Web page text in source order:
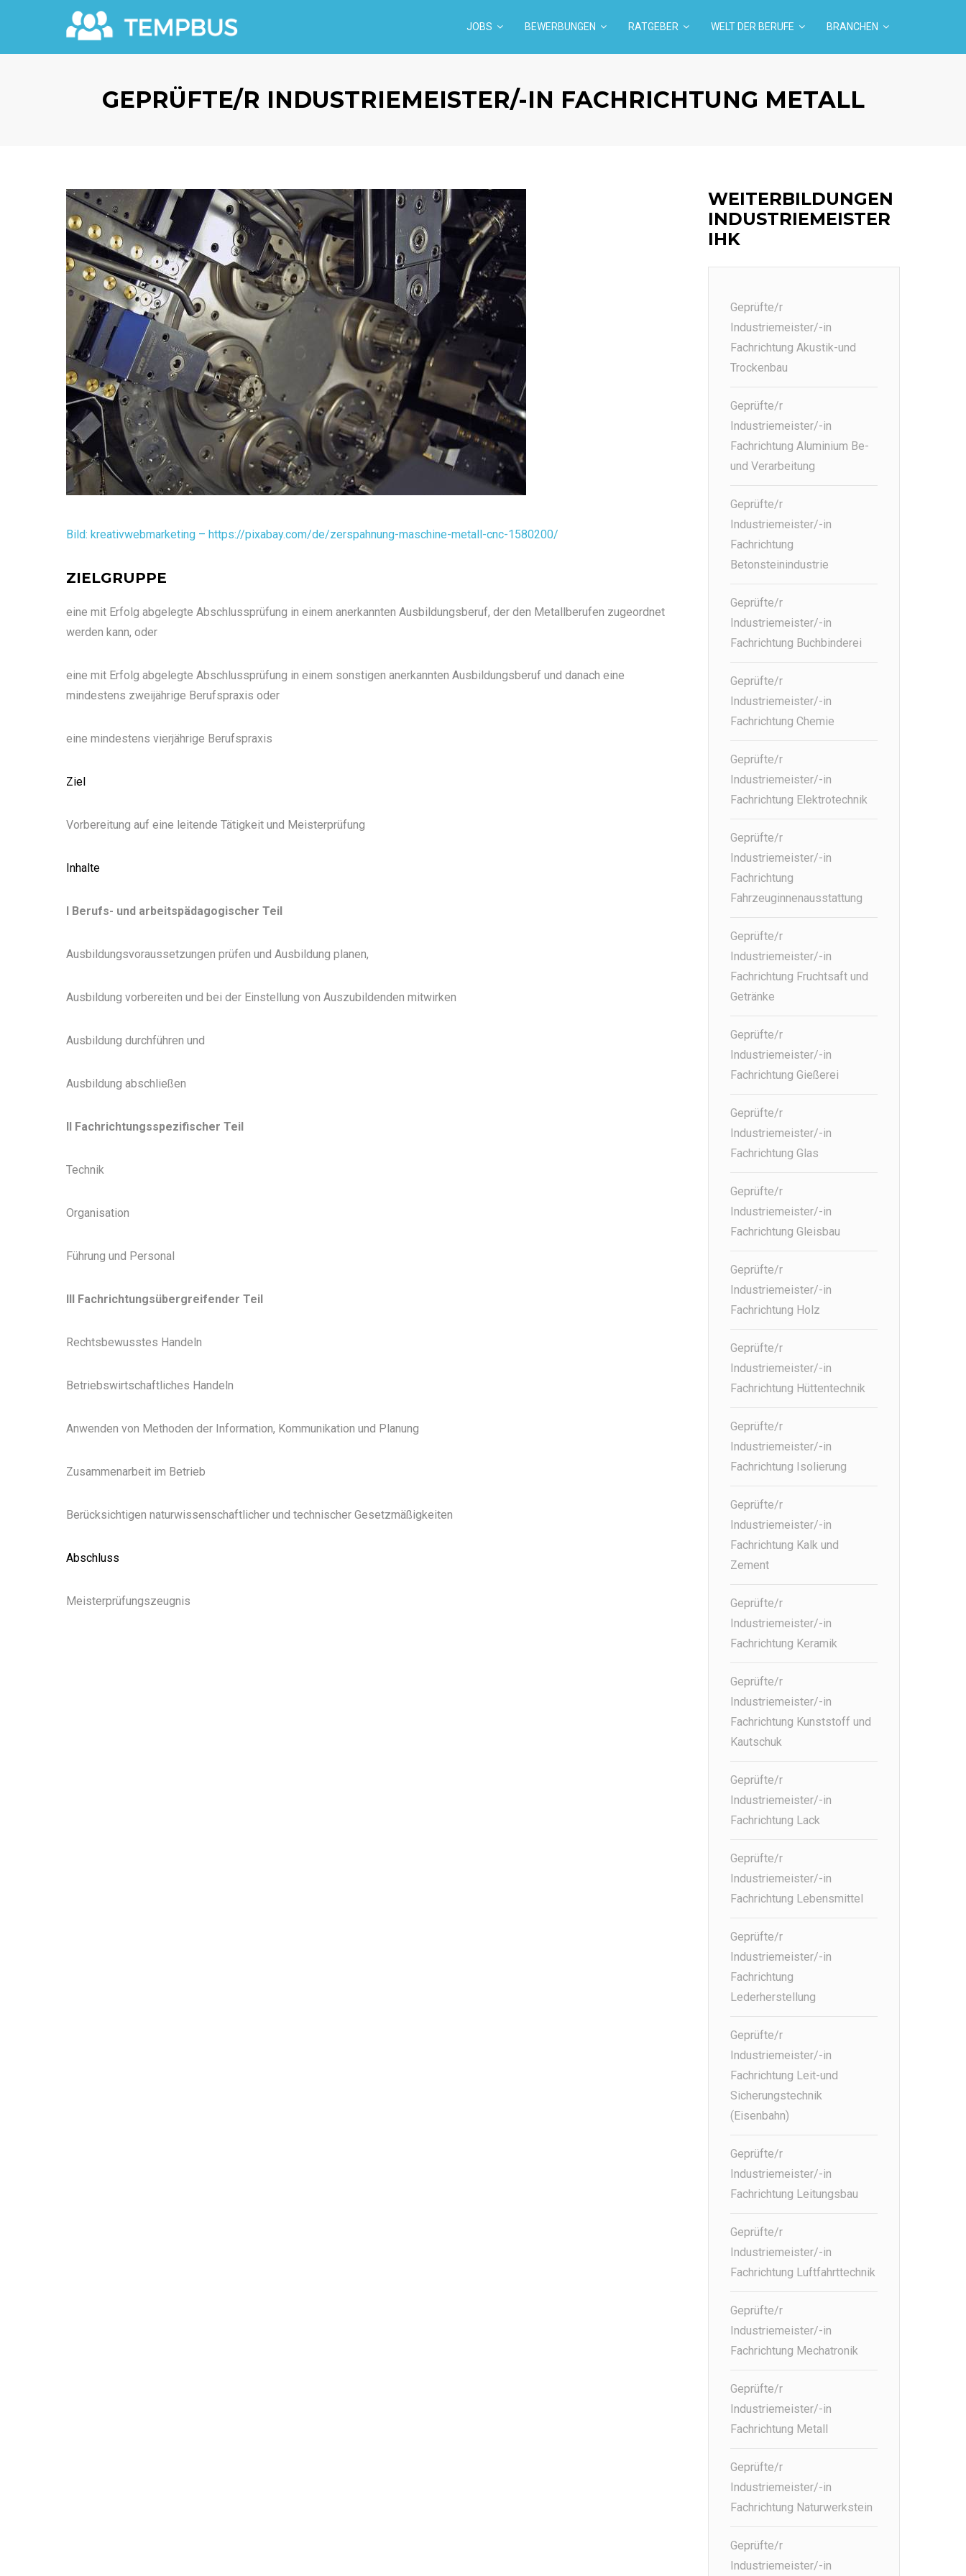
JOBS BEWERBUNGEN RATGEBER WELT DER BERUFE BRANCHEN
GEPRÜFTE/R INDUSTRIEMEISTER/-IN FACHRICHTUNG METALL
Bild: kreativwebmarketing – https://pixabay.com/de/zerspahnung-maschine-metall-cnc-1580200/
ZIELGRUPPE
eine mit Erfolg abgelegte Abschlussprüfung in einem anerkannten Ausbildungsberuf, der den Metallberufen zugeordnet
werden kann, oder
eine mit Erfolg abgelegte Abschlussprüfung in einem sonstigen anerkannten Ausbildungsberuf und danach eine
mindestens zweijährige Berufspraxis oder
eine mindestens vierjährige Berufspraxis
Ziel
Vorbereitung auf eine leitende Tätigkeit und Meisterprüfung
Inhalte
I Berufs- und arbeitspädagogischer Teil
Ausbildungsvoraussetzungen prüfen und Ausbildung planen,
Ausbildung vorbereiten und bei der Einstellung von Auszubildenden mitwirken
Ausbildung durchführen und
Ausbildung abschließen
II Fachrichtungsspezifischer Teil
Technik
Organisation
Führung und Personal
III Fachrichtungsübergreifender Teil
Rechtsbewusstes Handeln
Betriebswirtschaftliches Handeln
Anwenden von Methoden der Information, Kommunikation und Planung
Zusammenarbeit im Betrieb
Berücksichtigen naturwissenschaftlicher und technischer Gesetzmäßigkeiten
Abschluss
Meisterprüfungszeugnis
WEITERBILDUNGEN
INDUSTRIEMEISTER
IHK
Geprüfte/r
Industriemeister/-in
Fachrichtung Akustik-und
Trockenbau
Geprüfte/r
Industriemeister/-in
Fachrichtung Aluminium Be-
und Verarbeitung
Geprüfte/r
Industriemeister/-in
Fachrichtung
Betonsteinindustrie
Geprüfte/r
Industriemeister/-in
Fachrichtung Buchbinderei
Geprüfte/r
Industriemeister/-in
Fachrichtung Chemie
Geprüfte/r
Industriemeister/-in
Fachrichtung Elektrotechnik
Geprüfte/r
Industriemeister/-in
Fachrichtung
Fahrzeuginnenausstattung
Geprüfte/r
Industriemeister/-in
Fachrichtung Fruchtsaft und
Getränke
Geprüfte/r
Industriemeister/-in
Fachrichtung Gießerei
Geprüfte/r
Industriemeister/-in
Fachrichtung Glas
Geprüfte/r
Industriemeister/-in
Fachrichtung Gleisbau
Geprüfte/r
Industriemeister/-in
Fachrichtung Holz
Geprüfte/r
Industriemeister/-in
Fachrichtung Hüttentechnik
Geprüfte/r
Industriemeister/-in
Fachrichtung Isolierung
Geprüfte/r
Industriemeister/-in
Fachrichtung Kalk und
Zement
Geprüfte/r
Industriemeister/-in
Fachrichtung Keramik
Geprüfte/r
Industriemeister/-in
Fachrichtung Kunststoff und
Kautschuk
Geprüfte/r
Industriemeister/-in
Fachrichtung Lack
Geprüfte/r
Industriemeister/-in
Fachrichtung Lebensmittel
Geprüfte/r
Industriemeister/-in
Fachrichtung
Lederherstellung
Geprüfte/r
Industriemeister/-in
Fachrichtung Leit-und
Sicherungstechnik
(Eisenbahn)
Geprüfte/r
Industriemeister/-in
Fachrichtung Leitungsbau
Geprüfte/r
Industriemeister/-in
Fachrichtung Luftfahrttechnik
Geprüfte/r
Industriemeister/-in
Fachrichtung Mechatronik
Geprüfte/r
Industriemeister/-in
Fachrichtung Metall
Geprüfte/r
Industriemeister/-in
Fachrichtung Naturwerkstein
Geprüfte/r
Industriemeister/-in